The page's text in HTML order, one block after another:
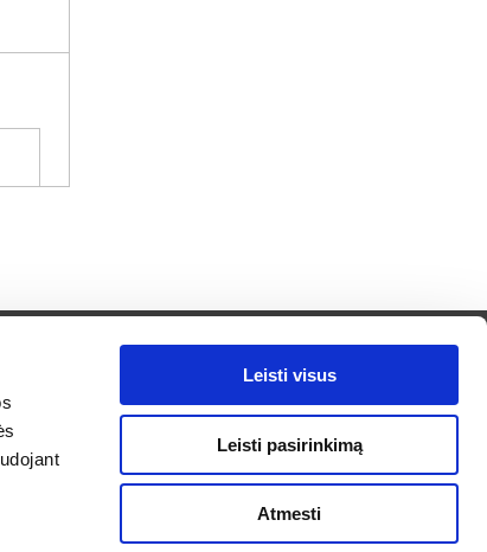
Leisti visus
Leisti pasirinkimą
Atmesti
Privatumo politika